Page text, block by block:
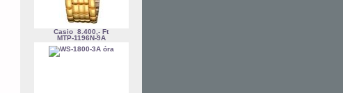
Casio 8.400,- Ft
MTP-1196N-9A